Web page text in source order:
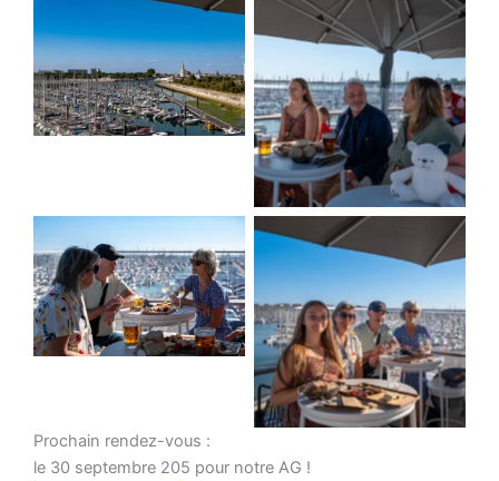
Prochain rendez-vous :
le 30 septembre 205 pour notre AG !